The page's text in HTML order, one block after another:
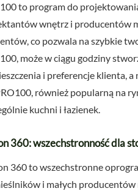
to program do
wnętrz i producentów
co pozwala na szybkie
może w ciągu godziny
i preferencje klienta,
również popularną na
kuchni i łazienek.
360: wszechstronność dla
360 to wszechstronne
i małych